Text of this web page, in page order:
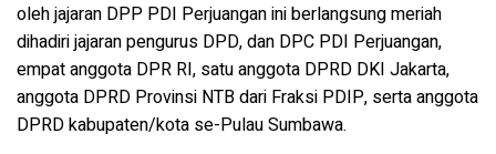
oleh jajaran DPP PDI Perjuangan ini berlangsung meriah
dihadiri jajaran pengurus DPD, dan DPC PDI Perjuangan,
empat anggota DPR RI, satu anggota DPRD DKI Jakarta,
anggota DPRD Provinsi NTB dari Fraksi PDIP, serta anggota
DPRD kabupaten/kota se-Pulau Sumbawa.